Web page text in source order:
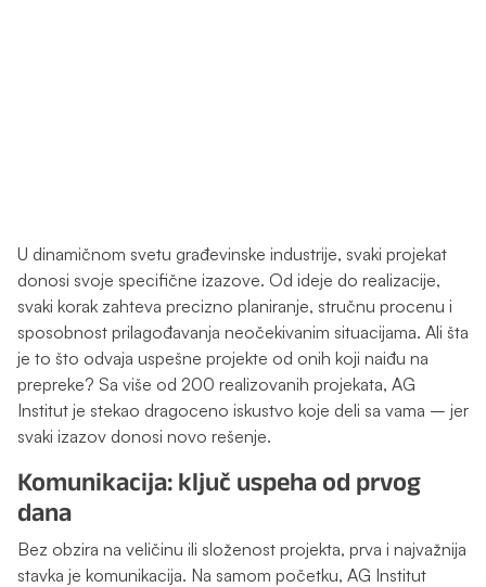
U dinamičnom svetu građevinske industrije, svaki projekat
donosi svoje specifične izazove. Od ideje do realizacije,
svaki korak zahteva precizno planiranje, stručnu procenu i
sposobnost prilagođavanja neočekivanim situacijama. Ali šta
je to što odvaja uspešne projekte od onih koji naiđu na
prepreke? Sa više od 200 realizovanih projekata, AG
Institut je stekao dragoceno iskustvo koje deli sa vama – jer
svaki izazov donosi novo rešenje.
Komunikacija: ključ uspeha od prvog
dana
Bez obzira na veličinu ili složenost projekta, prva i najvažnija
stavka je komunikacija. Na samom početku, AG Institut